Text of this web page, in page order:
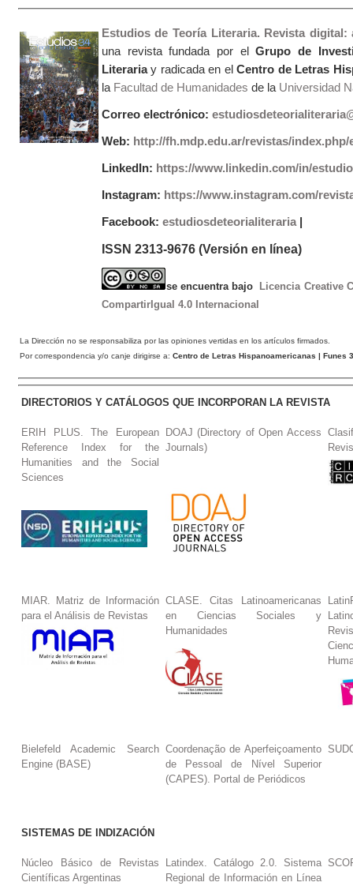
Estudios de Teoría Literaria. Revista
una revista fundada por elGrupo de
Literariay radicada en elCentro de Letras
la Facultad de Humanidades de laUniversidad
Correo electrónico:
Web: http://fh.mdp.edu.ar/revistas/index.php/
LinkedIn: https://www.linkedin.com/in/
Instagram: https://www.instagram.com/
Facebook: estudiosdeteorialiteraria|
ISSN 2313-9676 (Versión en línea)
se encuentra bajo
Licencia Creative
CompartirIgual 4.0 Internacional
La Dirección no se responsabiliza por las opiniones vertidas en los artículos firmados.
Por correspondencia y/o canje dirigirse a: Centro de Letras Hispanoamericanas | Funes
DIRECTORIOS Y CATÁLOGOS QUE INCORPORAN LA REVISTA
ERIH PLUS. The European
Reference Index for the
Humanities and the Social
Sciences
DOAJ (Directory of Open Access
Journals)
MIAR. Matriz de Información
para el Análisis de Revistas
CLASE. Citas Latinoamericanas
en Ciencias Sociales y
Humanidades
Bielefeld Academic Search
Engine (BASE)
Coordenação de Aperfeiçoamento
de Pessoal de Nível Superior
(CAPES). Portal de Periódicos
SISTEMAS DE INDIZACIÓN
Núcleo Básico de Revistas
Científicas Argentinas
Latindex. Catálogo 2.0. Sistema
Regional de Información en Línea